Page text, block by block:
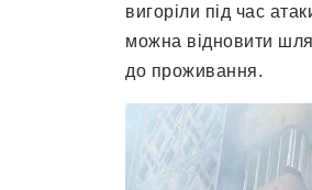
вигоріли під час
можна відновити
до проживання.